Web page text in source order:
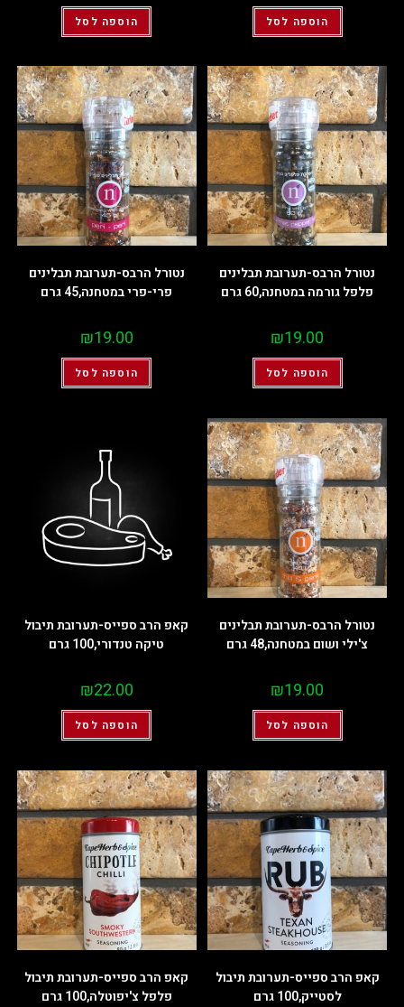
הוספה לסל הוספה לסל
נטורל הרבס-תערובת תבלינים
פלפל גורמה במטחנה,60 גרם
₪19.00
הוספה לסל
נטורל הרבס-תערובת תבלינים
פרי-פרי במטחנה,45 גרם
₪19.00
הוספה לסל
נטורל הרבס-תערובת תבלינים
צ'ילי ושום במטחנה,48 גרם
₪19.00
הוספה לסל
קאפ הרב ספייס-תערובת תיבול
טיקה טנדורי,100 גרם
₪22.00
הוספה לסל
קאפ הרב ספייס-תערובת תיבול
לסטייק,100 גרם
קאפ הרב ספייס-תערובת תיבול
פלפל צ'יפוטלה,100 גרם